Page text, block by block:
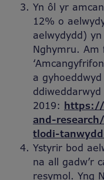
Yn ôl yr
12% o
aelwydydd)
Nghymru. Am
a
2019:
and-
tlodi-
Ystyrir bod
na all gadw’r
resymol. Yng